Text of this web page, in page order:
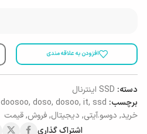
افزودن به علاقه مندی
دسته: SSD اینترنال
برچسب:
doosoo, doso, dosoo, it, ssd
خرید, دوسو.آیتی, دیجیتال,فروش,قیمت
اشتراک گذاری